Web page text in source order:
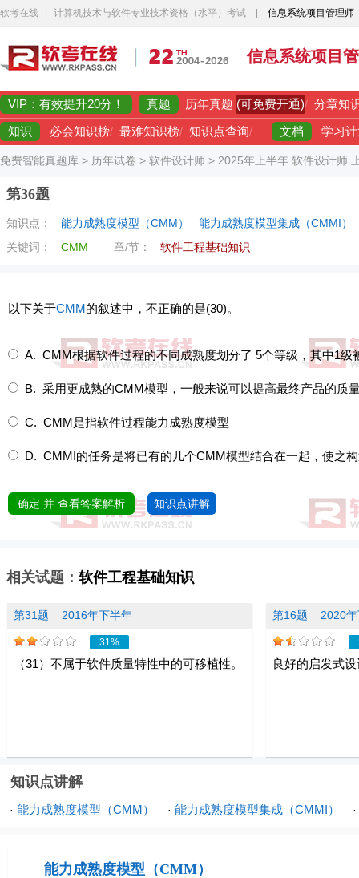
软考在线 计算机技术与软件专业技术资格（水平）考试 信息系统项目管理师
信息系统项目
VIP：有效提升20分！ 真题 历年真题 (可免费开通)/ 分章知
知识 必会知识榜/ 最难知识榜/ 知识点查询/ 文档 学习
免费智能真题库 > 历年试卷 > 软件设计师 > 2025年上半年 软件设计师
第36题
知识点： 能力成熟度模型（CMM）
能力成熟度模型集成（CMMI）
关键词：
CMM 章/节： 软件工程基础知识
以下关于CMM的叙述中，不正确的是(30)。
A. CMM根据软件过程的不同成熟度划分了 5个等级，其中1级
B. 采用更成熟的CMM模型，一般来说可以提高最终产品的质
C. CMM是指软件过程能力成熟度模型
D. CMMI的任务是将已有的几个CMM模型结合在一起，使之构
确定 并 查看答案解析 知识点讲解
相关试题： 软件工程基础知识
第31题 2016年下半年
31%
（31）不属于软件质量特性中的可移植性。
第16题 2020
良好的启发式
知识点讲解
· 能力成熟度模型（CMM） · 能力成熟度模型集成（CMMI） ·
能力成熟度模型（CMM）